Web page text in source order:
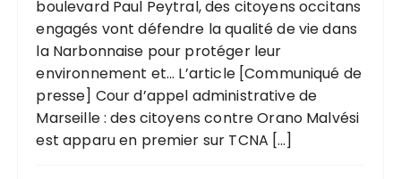
boulevard Paul Peytral, des citoyens occitans
engagés vont défendre la qualité de vie dans
la Narbonnaise pour protéger leur
environnement et... L’article [Communiqué de
presse] Cour d’appel administrative de
Marseille : des citoyens contre Orano Malvési
est apparu en premier sur TCNA […]